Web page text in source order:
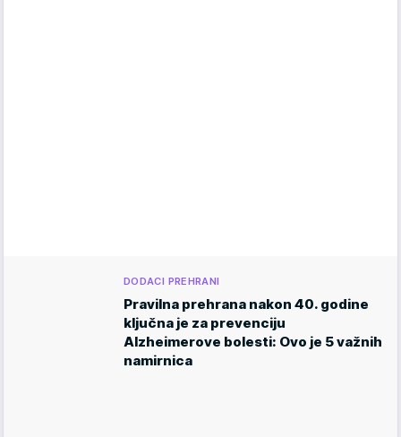
DODACI PREHRANI
Pravilna prehrana nakon 40. godine
ključna je za prevenciju
Alzheimerove bolesti: Ovo je 5 važnih
namirnica